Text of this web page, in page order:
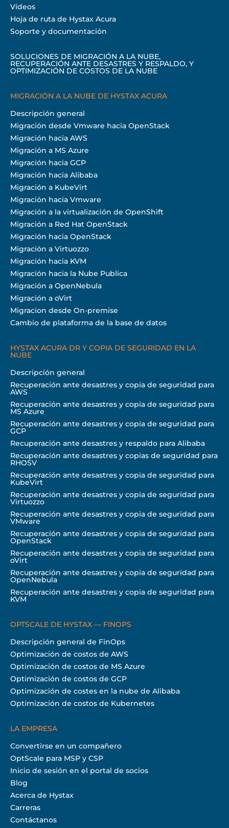
Vídeos
Hoja de ruta de Hystax Acura
Soporte y documentación
SOLUCIONES DE MIGRACIÓN A LA NUBE,
RECUPERACIÓN ANTE DESASTRES Y RESPALDO, Y
OPTIMIZACIÓN DE COSTOS DE LA NUBE
MIGRACIÓN A LA NUBE DE HYSTAX ACURA
Descripción general
Migración desde Vmware hacia OpenStack
Migración hacia AWS
Migración a MS Azure
Migración hacia GCP
Migración hacia Alibaba
Migración a KubeVirt
Migración hacia Vmware
Migración a la virtualización de OpenShift
Migración a Red Hat OpenStack
Migración hacia OpenStack
Migración a Virtuozzo
Migración hacia KVM
Migración hacia la Nube Publica
Migración a OpenNebula
Migración a oVirt
Migracion desde On-premise
Cambio de plataforma de la base de datos
HYSTAX ACURA DR Y COPIA DE SEGURIDAD EN LA
NUBE
Descripción general
Recuperación ante desastres y copia de seguridad para
AWS
Recuperación ante desastres y copia de seguridad para
MS Azure
Recuperación ante desastres y copia de seguridad para
GCP
Recuperación ante desastres y respaldo para Alibaba
Recuperación ante desastres y copias de seguridad para
RHOSV
Recuperación ante desastres y copia de seguridad para
KubeVirt
Recuperación ante desastres y copia de seguridad para
Virtuozzo
Recuperación ante desastres y copia de seguridad para
VMware
Recuperación ante desastres y copia de seguridad para
OpenStack
Recuperación ante desastres y copia de seguridad para
oVirt
Recuperación ante desastres y copia de seguridad para
OpenNebula
Recuperación ante desastres y copia de seguridad para
KVM
OPTSCALE DE HYSTAX — FINOPS
Descripción general de FinOps
Optimización de costos de AWS
Optimización de costos de MS Azure
Optimización de costos de GCP
Optimización de costes en la nube de Alibaba
Optimización de costos de Kubernetes
LA EMPRESA
Convertirse en un compañero
OptScale para MSP y CSP
Inicio de sesión en el portal de socios
Blog
Acerca de Hystax
Carreras
Contáctanos